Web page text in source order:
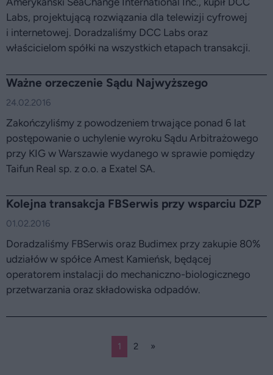
Labs, projektującą rozwiązania dla telewizji cyfrowej
i internetowej. Doradzaliśmy DCC Labs oraz
właścicielom spółki na wszystkich etapach transakcji.
Ważne orzeczenie Sądu Najwyższego
24.02.2016
Zakończyliśmy z powodzeniem trwające ponad 6 lat
postępowanie o uchylenie wyroku Sądu Arbitrażowego
przy KIG w Warszawie wydanego w sprawie pomiędzy
Taifun Real sp. z o.o. a Exatel SA.
Kolejna transakcja FBSerwis przy wsparciu DZP
01.02.2016
Doradzaliśmy FBSerwis oraz Budimex przy zakupie 80%
udziałów w spółce Amest Kamieńsk, będącej
operatorem instalacji do mechaniczno-biologicznego
przetwarzania oraz składowiska odpadów.
1 2 »